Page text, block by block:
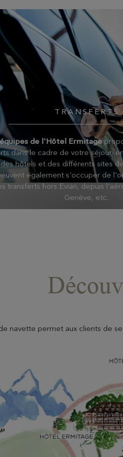
TRANSFERTS
de l'Hôtel Ermitage
dans le cadre de votre séjour,
des hôtels et des différents sites de
également s'occuper de
transferts hors Evian, depuis
Genève, etc.
navette permet aux clients de